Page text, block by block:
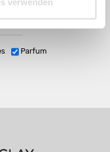
verwenden
Parfum